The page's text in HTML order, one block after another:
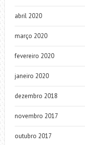
abril 2020
março 2020
fevereiro 2020
janeiro 2020
dezembro 2018
novembro 2017
outubro 2017